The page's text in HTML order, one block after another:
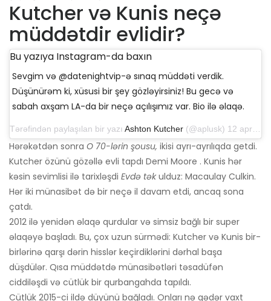
Kutcher və Kunis neçə
müddətdir evlidir?
Bu yazıya Instagram-da baxın
Sevgim və @datenightvip-ə sınaq müddəti verdik.
Düşünürəm ki, xüsusi bir şey gözləyirsiniz! Bu gecə və
sabah axşam LA-da bir neçə açılışımız var. Bio ilə əlaqə.
Tərəfindən paylaşılan bir yazı Ashton Kutcher (@aplusk) 12 aprel 2019-cu il, saat 14: 50-də PDT
Hərəkətdən sonra O 70-lərin şousu, ikisi ayrı-ayrılıqda getdi.
Kutcher özünü gözəllə evli tapdı Demi Moore . Kunis hər
kəsin sevimlisi ilə tarixləşdi Evdə təkulduz: Macaulay Culkin.
Hər iki münasibət də bir neçə il davam etdi, ancaq sona
çatdı.
2012 ilə yenidən əlaqə qurdular və simsiz bağlı bir super
əlaqəyə başladı. Bu, çox uzun sürmədi: Kutcher və Kunis bir-
birlərinə qarşı dərin hisslər keçirdiklərini dərhal başa
düşdülər. Qısa müddətdə münasibətləri təsadüfən
ciddiləşdi və cütlük bir qurbangahda tapıldı.
Cütlük 2015-ci ildə düyünü bağladı. Onları nə qədər vaxt